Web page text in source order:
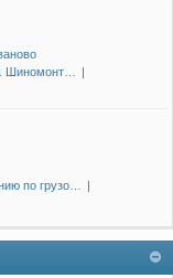
Шиномонт…
по грузо…